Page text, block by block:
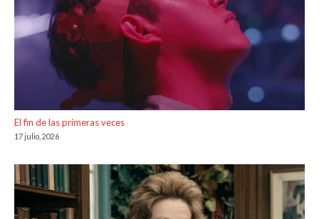
El fin de las primeras veces
17 julio, 2026